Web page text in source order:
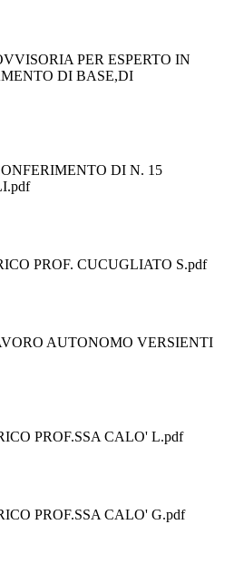
PER ESPERTO IN
DI BASE,DI
DI N. 15
PROF. CUCUGLIATO S.pdf
AUTONOMO VERSIENTI
PROF.SSA CALO' L.pdf
PROF.SSA CALO' G.pdf